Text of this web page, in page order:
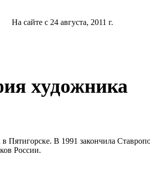
На сайте с 24 августа, 2011 г.
художника
в Пятигорске. В 1991 закончила
России.